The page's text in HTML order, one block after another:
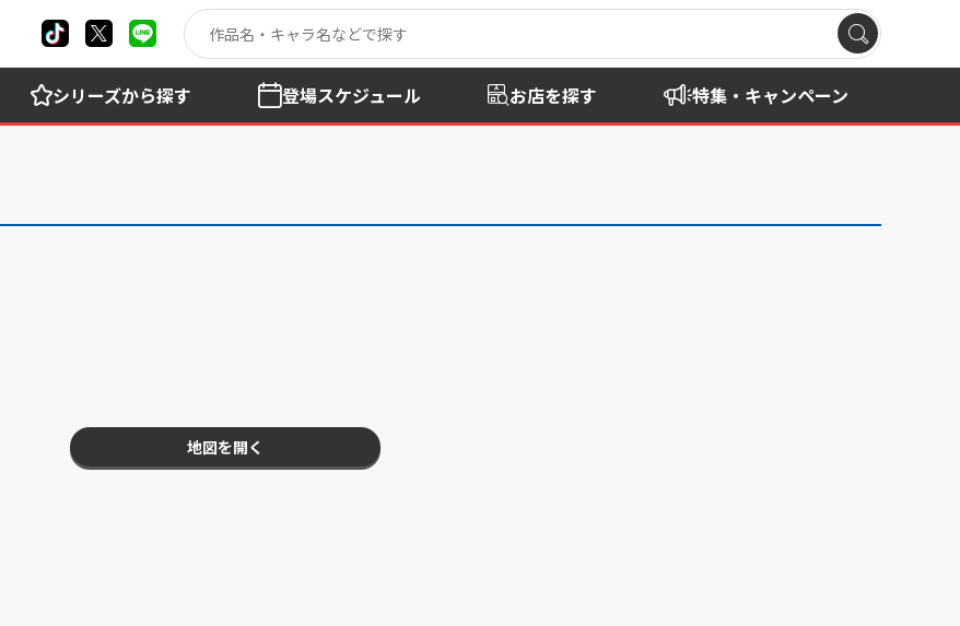
シリーズから探す 登場スケジュール お店を探す 特集・キャンペーン
地図を開く